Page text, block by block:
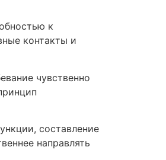
к
контакты и
чувственно
составление
направлять